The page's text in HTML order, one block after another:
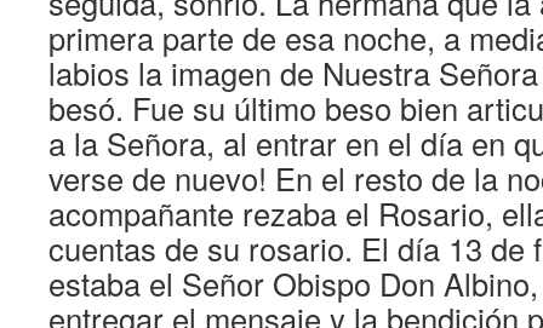
primera parte de esa noche, a
labios la imagen de Nuestra
besó. Fue su último beso bien
a la Señora, al entrar en el día en
verse de nuevo! En el resto de la
acompañante rezaba el Rosario,
cuentas de su rosario. El día 13 de
estaba el Señor Obispo Don
entregar el mensaje y la bendición